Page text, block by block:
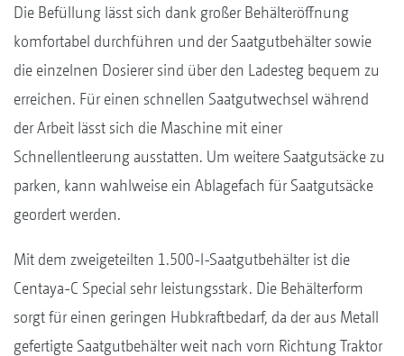
Die Befüllung lässt sich dank großer Behälteröffnung
komfortabel durchführen und der Saatgutbehälter sowie
die einzelnen Dosierer sind über den Ladesteg bequem zu
erreichen. Für einen schnellen Saatgutwechsel während
der Arbeit lässt sich die Maschine mit einer
Schnellentleerung ausstatten. Um weitere Saatgutsäcke zu
parken, kann wahlweise ein Ablagefach für Saatgutsäcke
geordert werden.
Mit dem zweigeteilten 1.500-l-Saatgutbehälter ist die
Centaya-C Special sehr leistungsstark. Die Behälterform
sorgt für einen geringen Hubkraftbedarf, da der aus Metall
gefertigte Saatgutbehälter weit nach vorn Richtung Traktor